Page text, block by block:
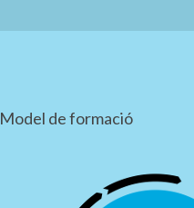
Model de formació